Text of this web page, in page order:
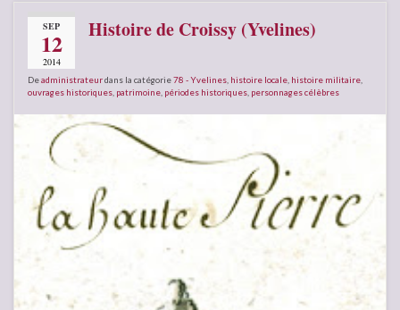
SEP
12
2014
Histoire de Croissy (Yvelines)
Deadministrateurdans la catégorie78 - Yvelines histoire locale histoire militaire
ouvrages historiques patrimoine périodes historiques personnages célèbres